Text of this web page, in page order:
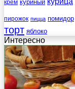
крем куриный
пирожок пицца помидор
торт яблоко
Интересно